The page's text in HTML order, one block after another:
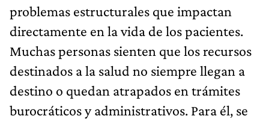
problemas estructurales que impactan
directamente en la vida de los pacientes.
Muchas personas sienten que los recursos
destinados a la salud no siempre llegan a
destino o quedan atrapados en trámites
burocráticos y administrativos. Para él, se